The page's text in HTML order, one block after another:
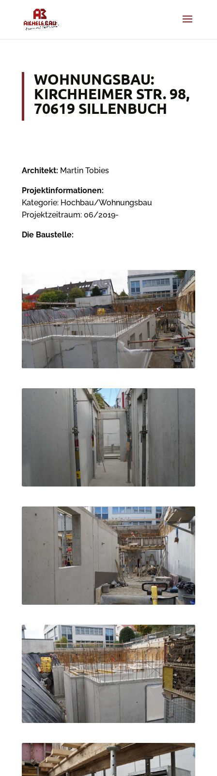
WOHNUNGSBAU:
KIRCHHEIMER STR. 98,
70619 SILLENBUCH
Architekt: Martin Tobies
Projektinformationen:
Kategorie: Hochbau/Wohnungsbau
Projektzeitraum: 06/2019-
Die Baustelle: